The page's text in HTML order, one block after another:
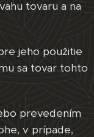
tovaru a na
jeho použitie
sa tovar tohto
prevedením
v prípade,